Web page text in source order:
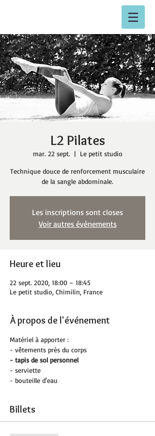
L2 Pilates
mar. 22 sept.
  |
Le petit studio
Technique douce de renforcement musculaire
de la sangle abdominale.
Les inscriptions sont closes
Voir autres événements
Heure et lieu
22 sept. 2020, 18:00 – 18:45
Le petit studio, Chimilin, France
À propos de l'événement
Matériel à apporter :
- vêtements près du corps
- tapis de sol personnel
- serviette
- bouteille d'eau
Billets